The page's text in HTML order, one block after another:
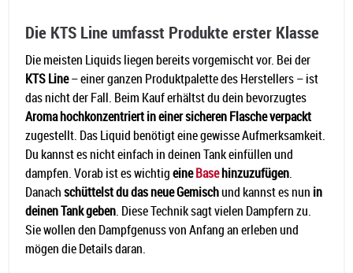
Die KTS Line umfasst Produkte erster Klasse
Die meisten Liquids liegen bereits vorgemischt vor. Bei der
KTS Line– einer ganzen Produktpalette des Herstellers – ist
das nicht der Fall. Beim Kauf erhältst du dein bevorzugtes
Aroma hochkonzentriert in einer sicheren Flasche verpackt
zugestellt. Das Liquid benötigt eine gewisse Aufmerksamkeit.
Du kannst es nicht einfach in deinen Tank einfüllen und
dampfen. Vorab ist es wichtigeineBasehinzuzufügen.
Danachschüttelst du das neue Gemischund kannst es nun in
deinen Tank geben. Diese Technik sagt vielen Dampfern zu.
Sie wollen den Dampfgenuss von Anfang an erleben und
mögen die Details daran.